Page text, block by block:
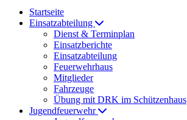
Startseite
Einsatzabteilung
Dienst & Terminplan
Einsatzberichte
Einsatzabteilung
Feuerwehrhaus
Mitglieder
Fahrzeuge
Übung mit DRK im Schützenhaus
Jugendfeuerwehr